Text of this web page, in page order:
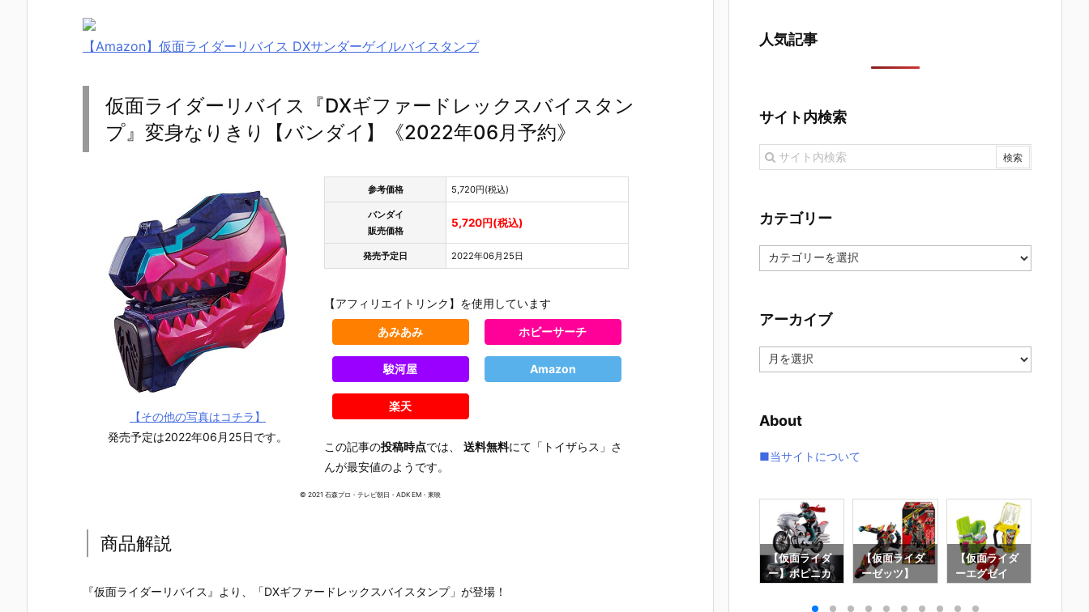
【Amazon】仮面ライダーリバイス DXサンダーゲイルバイスタンプ
仮面ライダーリバイス『DXギファードレックスバイスタン
プ』変身なりきり【バンダイ】《2022年06月予約》
【その他の写真はコチラ】
発売予定は2022年06月25日です。
参考価格 5,720円(税込)
バンダイ
販売価格
5,720円(税込)
発売予定日 2022年06月25日
【アフィリエイトリンク】を使用しています
あみあみ ホビーサーチ
駿河屋 Amazon
楽天
この記事の投稿時点では、送料無料にて「トイザらス」さ
んが最安値のようです。
© 2021 石森プロ・テレビ朝日・ADK EM・東映
商品解説
『仮面ライダーリバイス』より、「DXギファードレックスバイスタンプ」が登場！
人気記事
サイト内検索
カテゴリー
カ
テ
ー
アーカイブ
ー
ブ
About
■当サイトについて
ER BEST『ク
BEST 変身ベ
ーになりた
『仮面ライダ
ンバレジェン
【仮面ライダ
ー】ポピニカ
号（仮面ライ
【仮面ライダ
ーゼッツ】
イダーゼッツ
【仮面ライダ
ーエグゼイ
EST『DX爆走